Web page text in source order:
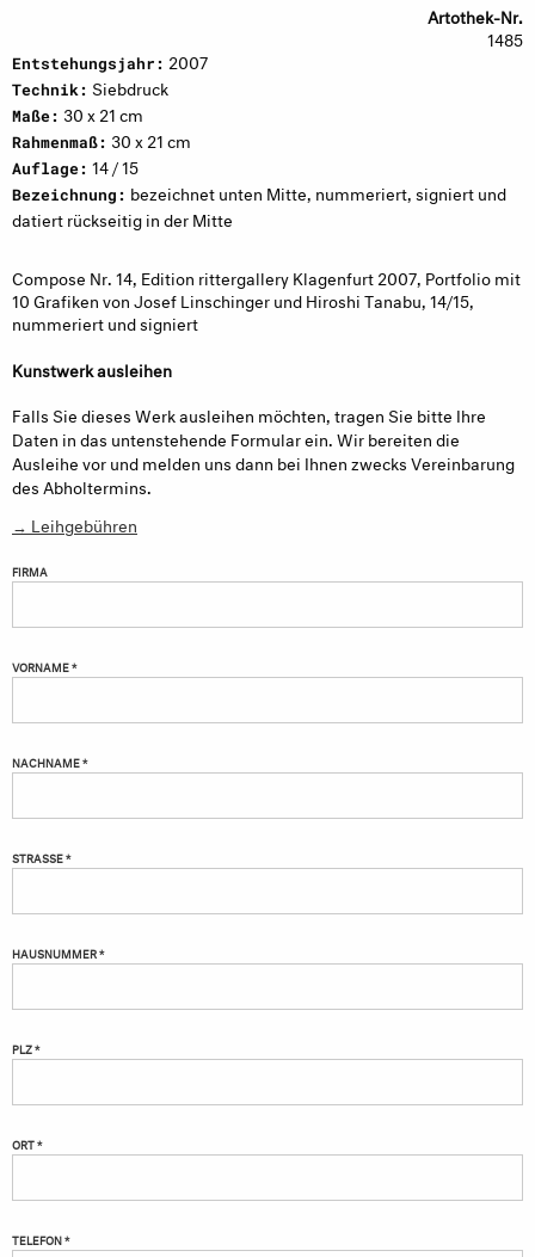
Artothek-Nr.
1485
Entstehungsjahr: 2007
Technik: Siebdruck
Maße: 30 x 21 cm
Rahmenmaß: 30 x 21 cm
Auflage: 14 / 15
Bezeichnung: bezeichnet unten Mitte, nummeriert, signiert und
datiert rückseitig in der Mitte
Compose Nr. 14, Edition rittergallery Klagenfurt 2007, Portfolio mit
10 Grafiken von Josef Linschinger und Hiroshi Tanabu, 14/15,
nummeriert und signiert
Kunstwerk ausleihen
Falls Sie dieses Werk ausleihen möchten, tragen Sie bitte Ihre
Daten in das untenstehende Formular ein. Wir bereiten die
Ausleihe vor und melden uns dann bei Ihnen zwecks Vereinbarung
des Abholtermins.
→ Leihgebühren
FIRMA
VORNAME *
NACHNAME *
STRASSE *
HAUSNUMMER *
PLZ *
ORT *
TELEFON *